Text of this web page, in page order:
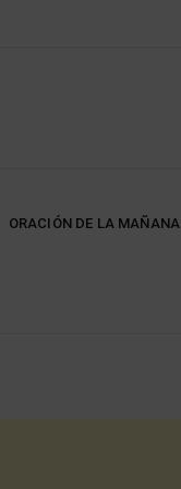
ORACIÓN DE LA MAÑANA